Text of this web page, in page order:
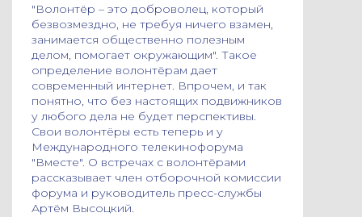
"Волонтёр – это доброволец, который
безвозмездно, не требуя ничего взамен,
занимается общественно полезным
делом, помогает окружающим". Такое
определение волонтёрам дает
современный интернет. Впрочем, и так
понятно, что без настоящих подвижников
у любого дела не будет перспективы.
Свои волонтёры есть теперь и у
Международного телекинофорума
"Вместе". О встречах с волонтёрами
рассказывает член отборочной комиссии
форума и руководитель пресс-службы
Артём Высоцкий.